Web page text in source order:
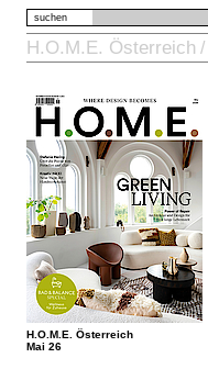
suchen
H.O.M.E. Österreich /
H.O.M.E. Österreich
Mai 26